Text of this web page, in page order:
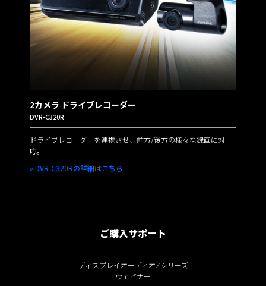
2カメラ ドライブレコーダー
DVR-C320R
ドライブレコーダーを連携させ、前方/後方の様々な録画に対
応。
» DVR-C320Rの詳細はこちら
ご購入サポート
ディスプレイオーディオZシリーズ
ウェビナー